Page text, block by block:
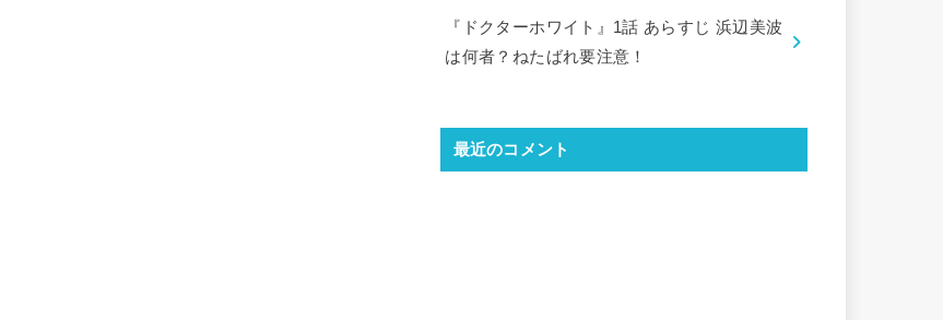
『ドクターホワイト』1話 あらすじ 浜辺美波
は何者？ねたばれ要注意！
最近のコメント